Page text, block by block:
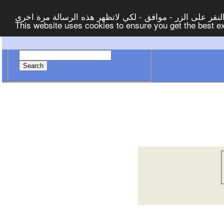
على الزر - موافق - لكي لاتظهر هذه الرسالة مرة اخرى -
This website uses cookies to ensure you get the best
Search